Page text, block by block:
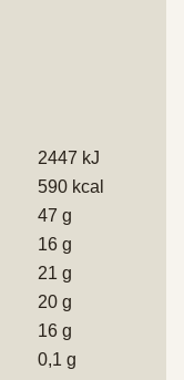
2447 kJ
590 kcal
47 g
16 g
21 g
20 g
16 g
0,1 g